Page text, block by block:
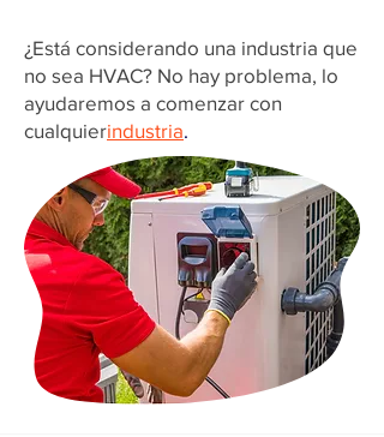
¿Está considerando una industria que
no sea HVAC? No hay problema, lo
ayudaremos a comenzar con
cualquierindustria.